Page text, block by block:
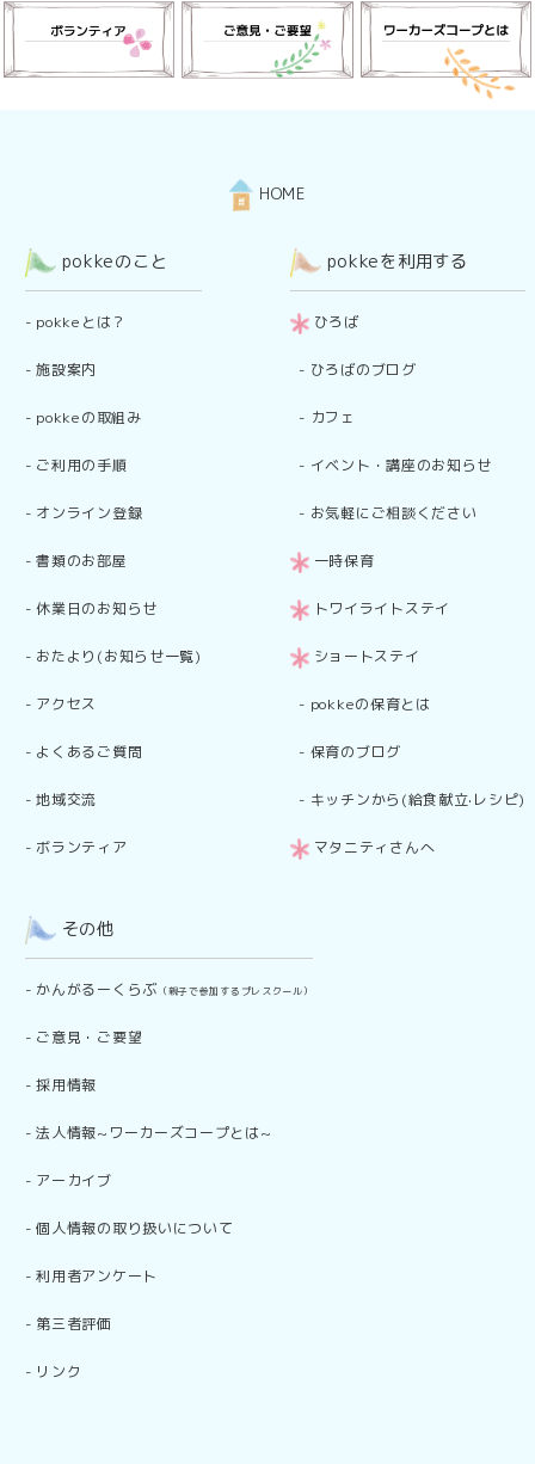
HOME
pokkeのこと
- pokkeとは？
-施設案内
- pokkeの取組み
- ご利用の手順
- オンライン登録
-書類のお部屋
-休業日のお知らせ
- おたより(お知らせ一覧)
- アクセス
- よくあるご質問
-地域交流
- ボランティア
pokkeを利用する
ひろば
- ひろばのブログ
- カフェ
- イベント・講座のお知らせ
- お気軽にご相談ください
一時保育
トワイライトステイ
ショートステイ
- pokkeの保育とは
- 保育のブログ
- キッチンから(給食献立·レシピ)
マタニティさんへ
その他
- かんがるーくらぶ （親子で参加するプレスクール）
- ご意見・ご要望
-採用情報
-法人情報~ワーカーズコープとは~
- アーカイブ
-個人情報の取り扱いについて
-利用者アンケート
- 第三者評価
- リンク